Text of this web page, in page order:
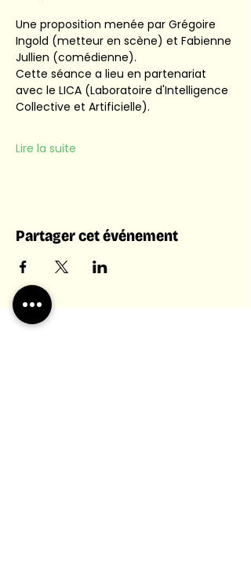
Une proposition menée par Grégoire
Ingold (metteur en scène) et Fabienne
Jullien (comédienne).
Cette séance a lieu en partenariat
avec le LICA (Laboratoire d'Intelligence
Collective et Artificielle).
Lire la suite
Partager cet événement